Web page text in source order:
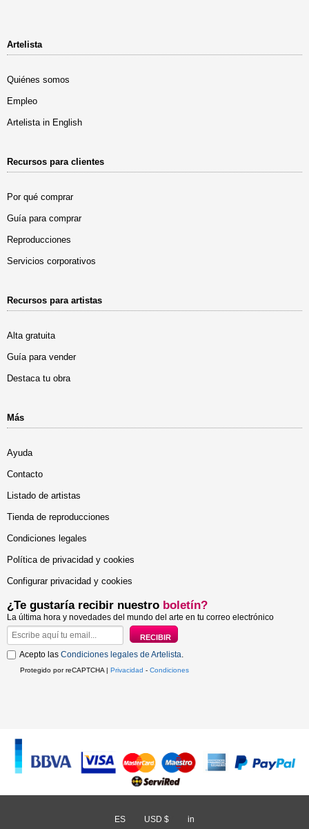
Artelista
Quiénes somos
Empleo
Artelista in English
Recursos para clientes
Por qué comprar
Guía para comprar
Reproducciones
Servicios corporativos
Recursos para artistas
Alta gratuita
Guía para vender
Destaca tu obra
Más
Ayuda
Contacto
Listado de artistas
Tienda de reproducciones
Condiciones legales
Política de privacidad y cookies
Configurar privacidad y cookies
¿Te gustaría recibir nuestro boletín?
La última hora y novedades del mundo del arte en tu correo electrónico
Acepto las Condiciones legales de Artelista.
Protegido por reCAPTCHA | Privacidad - Condiciones
ES USD $ in